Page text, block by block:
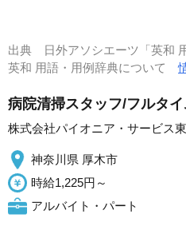
出典
日外アソシエーツ「英和
英和 用語・用例辞典について
病院清掃スタッフ/フルタ
株式会社パイオニア・サービス
神奈川県 厚木市
時給1,225円～
アルバイト・パート